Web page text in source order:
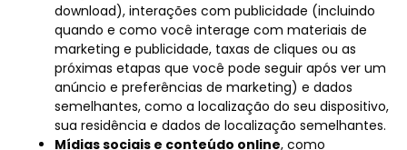
download), interações com publicidade (incluindo
quando e como você interage com materiais de
marketing e publicidade, taxas de cliques ou as
próximas etapas que você pode seguir após ver um
anúncio e preferências de marketing) e dados
semelhantes, como a localização do seu dispositivo,
sua residência e dados de localização semelhantes.
Mídias sociais e conteúdo online, como